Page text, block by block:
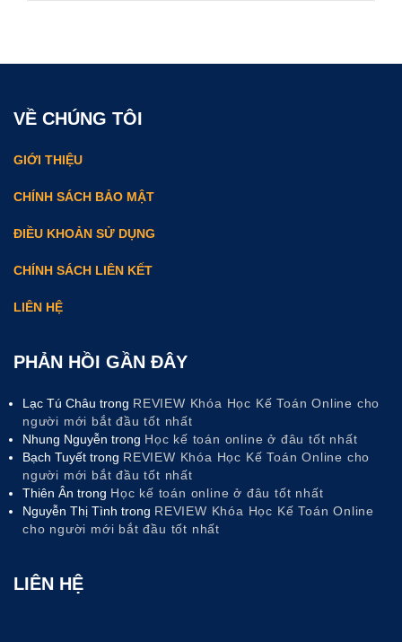
VỀ CHÚNG TÔI
GIỚI THIỆU
CHÍNH SÁCH BẢO MẬT
ĐIỀU KHOẢN SỬ DỤNG
CHÍNH SÁCH LIÊN KẾT
LIÊN HỆ
PHẢN HỒI GẦN ĐÂY
Lạc Tú Châu trong REVIEW Khóa Học Kế Toán Online cho
người mới bắt đầu tốt nhất
Nhung Nguyễn trong Học kế toán online ở đâu tốt nhất
Bạch Tuyết trong REVIEW Khóa Học Kế Toán Online cho
người mới bắt đầu tốt nhất
Thiên Ân trong Học kế toán online ở đâu tốt nhất
Nguyễn Thị Tình trong REVIEW Khóa Học Kế Toán Online
cho người mới bắt đầu tốt nhất
LIÊN HỆ